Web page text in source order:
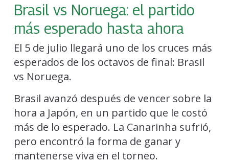
Brasil vs Noruega: el partido
más esperado hasta ahora
El 5 de julio llegará uno de los cruces más
esperados de los octavos de final: Brasil
vs Noruega.
Brasil avanzó después de vencer sobre la
hora a Japón, en un partido que le costó
más de lo esperado. La Canarinha sufrió,
pero encontró la forma de ganar y
mantenerse viva en el torneo.